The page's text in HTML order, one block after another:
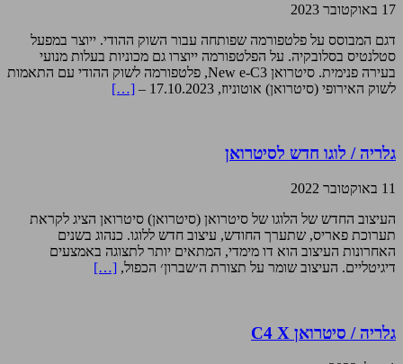
17 באוקטובר 2023
דגם המבוסס על פלטפורמה שפותחה עבור השוק ההודי. ייוצר במפעל
סטלנטיס בסלובקיה. על הפלטפורמה ייוצרו גם מכוניות בעלות מנועי
בעירה פנימית. סיטרואן New e-C3, פלטפורמה לשוק ההודי עם התאמות
לשוק האירופי (סיטרואן) אוטוניוז, 17.10.2023 –
[…]
גלריה / לוגו חדש לסיטרואן
11 באוקטובר 2022
העיצוב החדש של הלוגו של סיטרואן (סיטרואן) סיטרואן הציג לקראת
תערוכת פאריס, שתערך החודש, עיצוב חדש ללוגו. כנהוג בשנים
האחרונות העיצוב הוא דו מימדי, המתאים יותר לתצוגה באמצעים
דיגיטליים. העיצוב שומר על תצורת ה׳שברון׳ הכפול, […]
גלריה / סיטרואן C4 X